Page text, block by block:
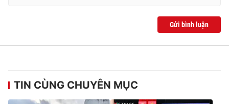
Gửi bình luận
TIN CÙNG CHUYÊN MỤC